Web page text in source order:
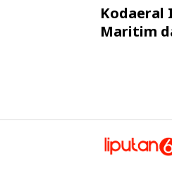
Kodaeral
Maritim